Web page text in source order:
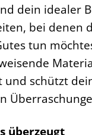
dein idealer
bei denen
tun
schützt
überzeugt